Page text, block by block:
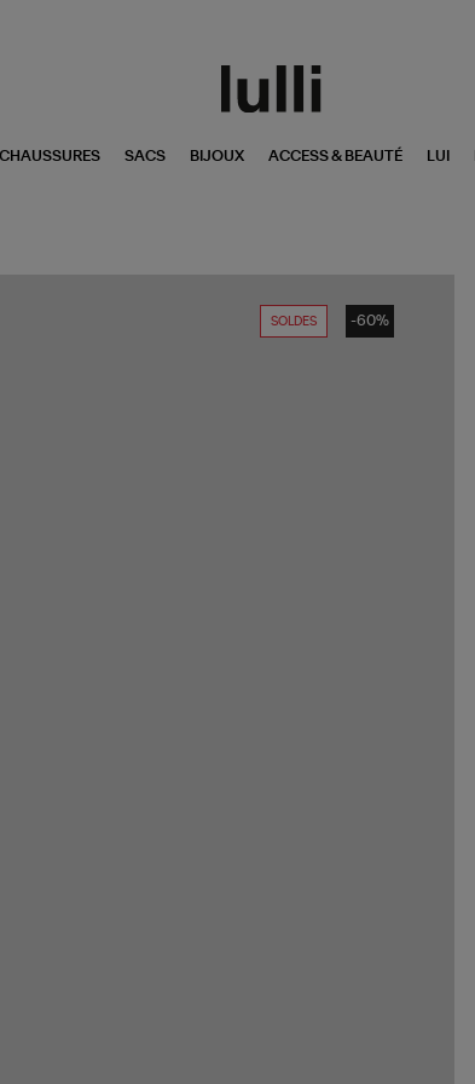
CHAUSSURES SACS BIJOUX ACCESS & BEAUTÉ LUI
SOLDES -60%